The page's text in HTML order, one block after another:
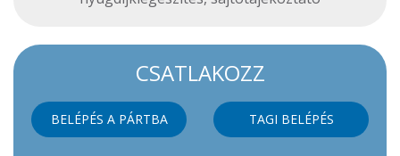
CSATLAKOZZ
BELÉPÉS A PÁRTBA TAGI BELÉPÉS